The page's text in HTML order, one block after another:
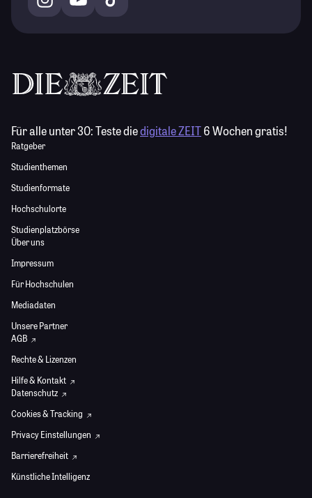
Für alle unter 30:Teste diedigitale ZEIT6 Wochen gratis!
Ratgeber
Studienthemen
Studienformate
Hochschulorte
Studienplatzbörse
Über uns
Impressum
Für Hochschulen
Mediadaten
Unsere Partner
AGB
Rechte & Lizenzen
Hilfe & Kontakt
Datenschutz
Cookies & Tracking
Privacy Einstellungen
Barrierefreiheit
Künstliche Intelligenz